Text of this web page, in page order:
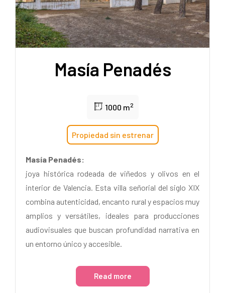
Masía Penadés
1000 m2
Propiedad sin estrenar
Masía Penadés:
joya histórica rodeada de viñedos y olivos en el
interior de Valencia. Esta villa señorial del siglo XIX
combina autenticidad, encanto rural y espacios muy
amplios y versátiles, ideales para producciones
audiovisuales que buscan profundidad narrativa en
un entorno único y accesible.
Read more